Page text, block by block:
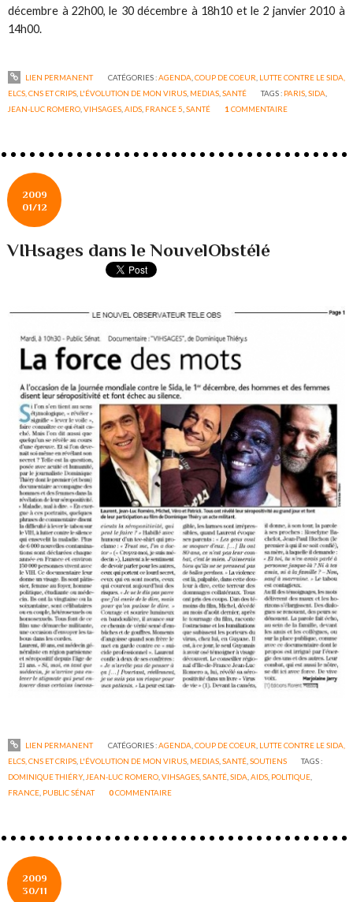
décembre à 22h00, le 30 décembre à 18h10 et le 2 janvier 2010 à
14h00.
LIEN PERMANENT CATÉGORIES :AGENDA COUP DE COEUR LUTTE CONTRE LE SIDA,
ELCS, CNS ET CRIPS L'ÉVOLUTION DE MON VIRUS MEDIAS ,SANTÉ TAGS : PARIS ,SIDA
JEAN-LUC ROMERO ,VIHSAGES ,AIDS FRANCE 5 ,SANTÉ 1 COMMENTAIRE
2009
01/12
VIHsages dans le NouvelObstélé
LIEN PERMANENT CATÉGORIES :AGENDA,COUP DE COEUR, LUTTE CONTRE LE SIDA,
ELCS, CNS ET CRIPS, L'ÉVOLUTION DE MON VIRUS, MEDIAS,SANTÉ,SOUTIENS
TAGS :
DOMINIQUE THIÉRY,JEAN-LUC ROMERO,VIHSAGES,SANTÉ,SIDA,AIDS, POLITIQUE,
FRANCE, PUBLIC SÉNAT 0COMMENTAIRE
2009
30/11